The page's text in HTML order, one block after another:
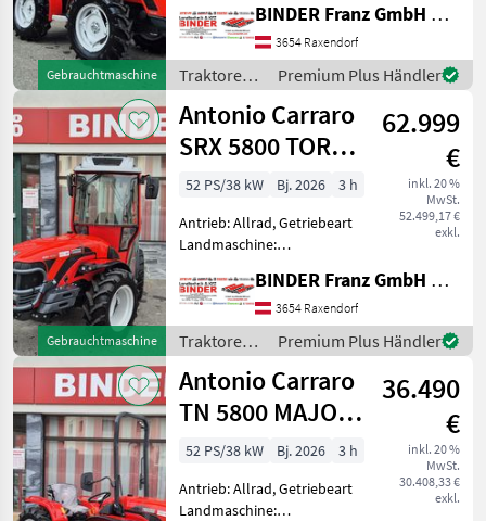
Gebrauchtmaschine
ohne Kabine,
Zapfwellendrehzahl: 540,
Höchstgeschwindigkeit in
km/h: 30 km/h, Abgasstufe:
-/Stage V,
BINDER Franz GmbH & CoKG
3654 Raxendorf
Traktoren /
Antonio
Carraro
Premium Plus Händler
Gebrauchtmaschine
Antonio Carraro
SRX 5800 TORA
mit XLRedCab -
Kabine
62.999
€
inkl. 20 %
MwSt.
52.499,17 €
exkl.
52 PS/38 kW Bj. 2026
3 h
Antrieb: Allrad, Getriebeart
Landmaschine:
Kabine,
Zapfwellendrehzahl:
540/750,
Höchstgeschwindigkeit in
km/h: 30 km/h, Aufladung:
Turbolader m
BINDER Franz GmbH & CoKG
3654 Raxendorf
Traktoren /
Antonio
Carraro
Premium Plus Händler
Antonio Carraro
TN 5800 MAJOR
StageV
36.490
€
inkl. 20 %
MwSt.
30.408,33 €
exkl.
52 PS/38 kW Bj. 2026
3 h
Antrieb: Allrad, Getriebeart
Landmaschine: